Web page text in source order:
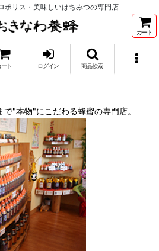
ポリス・美味しいはちみつの専門店
カート
ート ログイン 商品検索
"本物"にこだわる蜂蜜の専門店。